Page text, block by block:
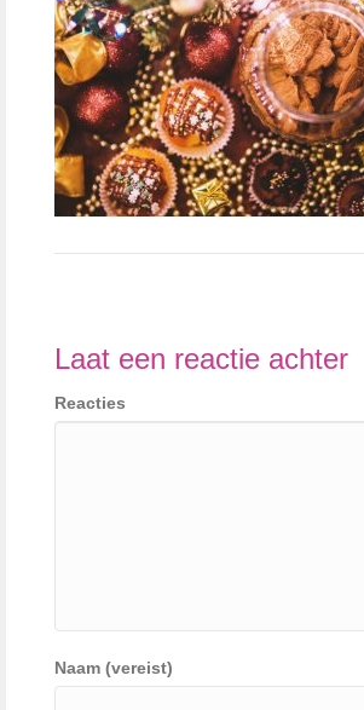
Laat een reactie achter
Reacties
Naam (vereist)